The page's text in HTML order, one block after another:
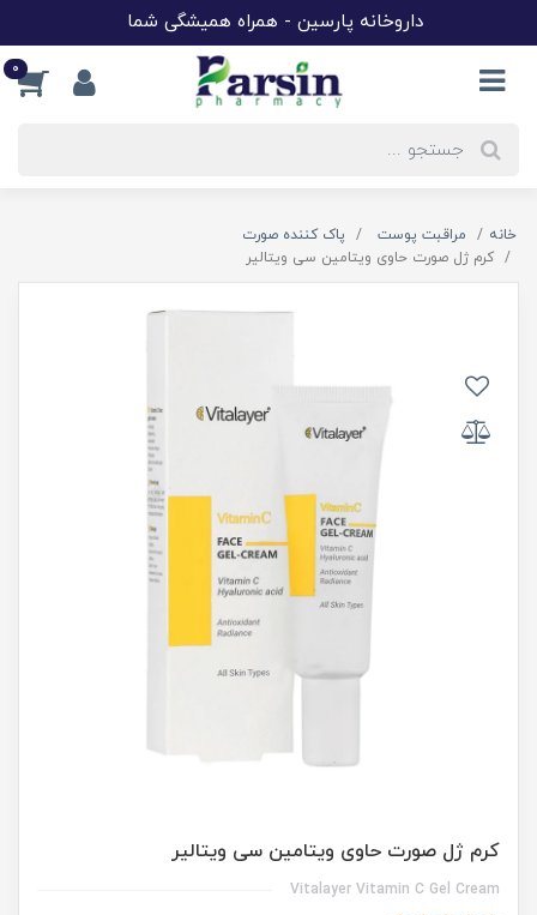
داروخانه پارسین - همراه همیشگی شما
0
خانه مراقبت پوست
پاک کننده صورت
کرم ژل صورت حاوی ویتامین سی ویتالیر
کرم ژل صورت حاوی ویتامین سی ویتالیر
Vitalayer Vitamin C Gel Cream